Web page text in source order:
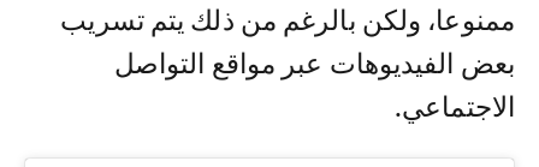
ممنوعا، ولكن بالرغم من ذلك يتم تسريب
بعض الفيديوهات عبر مواقع التواصل
الاجتماعي.